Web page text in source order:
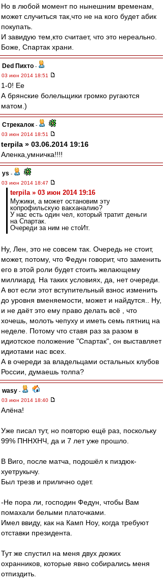
Но в любой момент по нынешним временам,
может случиться так,что не на кого будет абик
покупать.
И завидую тем,кто считает, что это нереально.
Боже, Спартак храни.
Ded Пихто -
03 июн 2014 18:51
1-0! Ее
А брянские болельщики громко ругаются
матом.)
Стрекалок -
03 июн 2014 18:51
terpila » 03.06.2014 19:16
Аленка,умничка!!!!
ys -
03 июн 2014 18:47
terpila » 03 июн 2014 19:16
Мужики, а может остановим эту
копрофильскую вакханалию?
У нас есть один чел, который тратит деньги
на Спартак.
Очереди за ним не стоИт.
Ну, Лен, это не совсем так. Очередь не стоит,
может, потому, что Федун говорит, что заменить
его в этой роли будет стоить желающему
миллиард. На таких условиях, да, нет очереди.
А вот если этот вступительный взнос изменить
до уровня вменяемости, может и найдутся.. Ну,
и не даёт это ему право делать всё , что
хочешь, молоть чепуху и иметь семь пятниц на
неделе. Потому что ставя раз за разом в
идиотское положение "Спартак", он выставляет
идиотами нас всех.
А в очереди за владельцами остальных клубов
России, думаешь толпа?
wasy -
03 июн 2014 18:40
Алёна!
Уже писал тут, но повторю ещё раз, поскольку
99% ПННХНЧ, да и 7 лет уже прошло.
В Виго, после матча, подошёл к пиздюк-
хуетрукычу.
Был трезв и прилично одет.
-Не пора ли, господин Федун, чтобы Вам
помахали белыми платочками.
Имел ввиду, как на Камп Ноу, когда требуют
отставки президента.
Тут же спустил на меня двух дюжих
охранников, которые явно собирались меня
отпиздить.